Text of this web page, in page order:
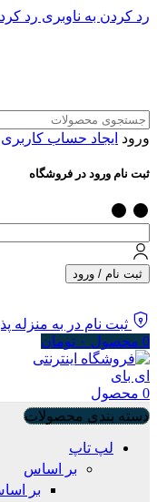
رد کردن به ناوبری رد
ورود ایجاد حساب کاربری
ثبت نام ورود در فروشگاه
ثبت نام / ورود
ثبت نام در به منزله
0 محصول ۰ تومان
0 محصول
دسته بندی محصولات
لپ تاپ
بر اساس
بر